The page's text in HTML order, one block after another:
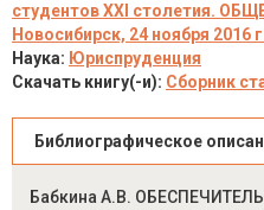
студентов XXI столетия.
Новосибирск, 24 ноября 2016
Наука: Юриспруденция
Скачать книгу(-и): Сборник
Библиографическое
Бабкина А.В.